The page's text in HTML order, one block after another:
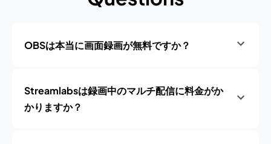
OBSは本当に画面録画が無料ですか？
Streamlabsは録画中のマルチ配信に料金がか
かりますか？